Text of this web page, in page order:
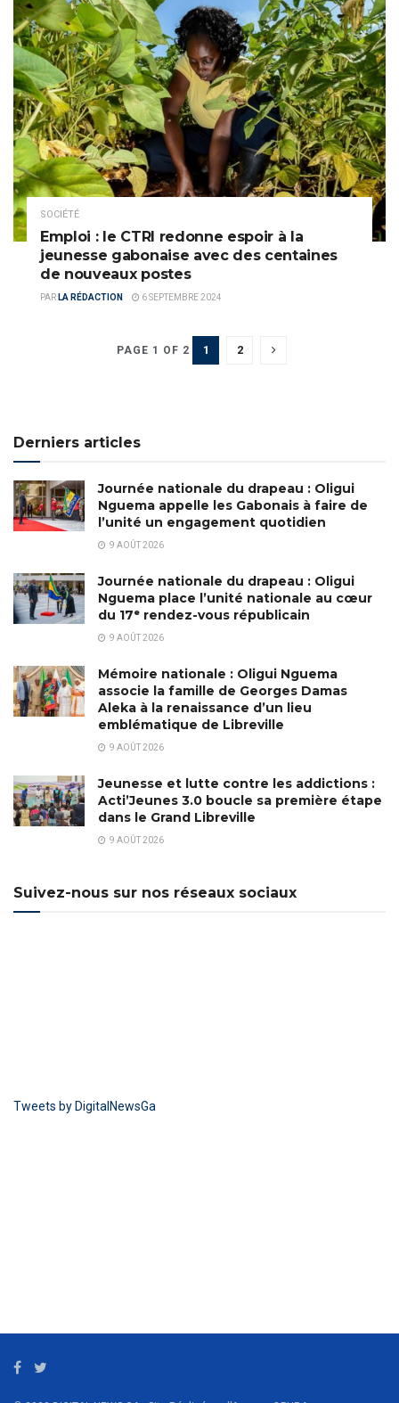
SOCIÉTÉ
Emploi : le CTRI redonne espoir à la
jeunesse gabonaise avec des centaines
de nouveaux postes
PAR LA RÉDACTION 6 SEPTEMBRE 2024
PAGE 1 OF 2 1 2
Derniers articles
Journée nationale du drapeau : Oligui
Nguema appelle les Gabonais à faire de
l’unité un engagement quotidien
9 AOÛT 2026
Journée nationale du drapeau : Oligui
Nguema place l’unité nationale au cœur
du 17ᵉ rendez-vous républicain
9 AOÛT 2026
Mémoire nationale : Oligui Nguema
associe la famille de Georges Damas
Aleka à la renaissance d’un lieu
emblématique de Libreville
9 AOÛT 2026
Jeunesse et lutte contre les addictions :
Acti’Jeunes 3.0 boucle sa première étape
dans le Grand Libreville
9 AOÛT 2026
Suivez-nous sur nos réseaux sociaux
Tweets by DigitalNewsGa